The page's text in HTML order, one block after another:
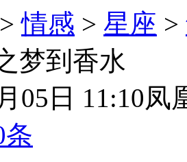
>情感 > 星座 >
梦到香水
05日 11:10凤
条